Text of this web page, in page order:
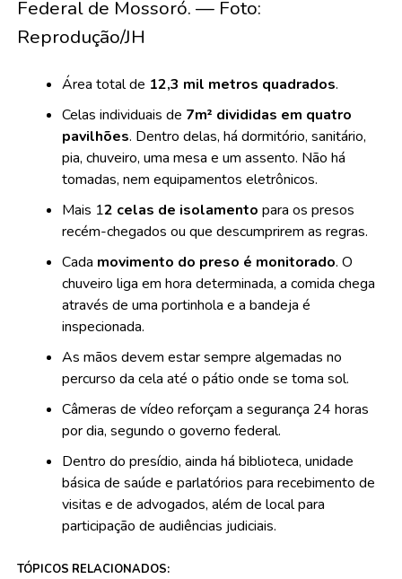
Federal de Mossoró. — Foto:
Reprodução/JH
Área total de 12,3 mil metros quadrados.
Celas individuais de 7m² divididas em quatro
pavilhões. Dentro delas, há dormitório, sanitário,
pia, chuveiro, uma mesa e um assento. Não há
tomadas, nem equipamentos eletrônicos.
Mais 12 celas de isolamento para os presos
recém-chegados ou que descumprirem as regras.
Cada movimento do preso é monitorado. O
chuveiro liga em hora determinada, a comida chega
através de uma portinhola e a bandeja é
inspecionada.
As mãos devem estar sempre algemadas no
percurso da cela até o pátio onde se toma sol.
Câmeras de vídeo reforçam a segurança 24 horas
por dia, segundo o governo federal.
Dentro do presídio, ainda há biblioteca, unidade
básica de saúde e parlatórios para recebimento de
visitas e de advogados, além de local para
participação de audiências judiciais.
TÓPICOS RELACIONADOS: